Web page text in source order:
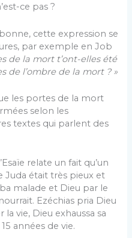
ce pas ?
cette expression se
par exemple en Job
de la mort t’ont-elles été
de l’ombre de la mort ? »
les portes de la mort
selon les
textes qui parlent des
relate un fait qu’un
Juda était très pieux et
malade et Dieu par le
Ezéchias pria Dieu
vie, Dieu exhaussa sa
années de vie.